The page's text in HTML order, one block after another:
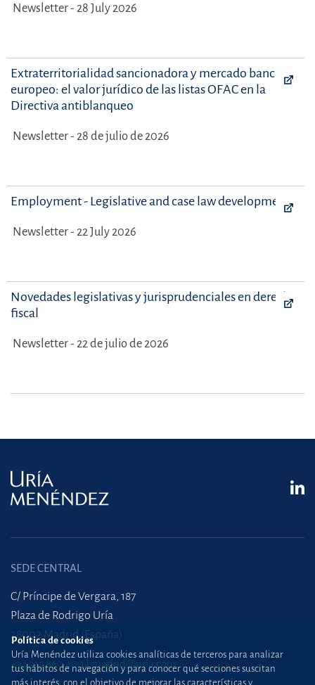
Newsletter - 28 July 2026
Extraterritorialidad sancionadora y mercado bancario
europeo: el valor jurídico de las listas OFAC en la
Directiva antiblanqueo
Newsletter - 28 de julio de 2026
Employment - Legislative and case law developments
Newsletter - 22 July 2026
Novedades legislativas y jurisprudenciales en derecho
fiscal
Newsletter - 22 de julio de 2026
SEDE CENTRAL
C/ Príncipe de Vergara, 187
Plaza de Rodrigo Uría
28002 Madrid (España)
+34 915 860 400 madrid@uria.com
Política de cookies
Uría Menéndez utiliza cookies analíticas de terceros para analizar
tus hábitos de navegación y para conocer qué secciones suscitan
más interés, con el objetivo de mejorar las características y